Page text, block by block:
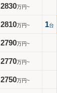
2830万円~
2810万円~ 1台
2790万円~
2770万円~
2750万円~